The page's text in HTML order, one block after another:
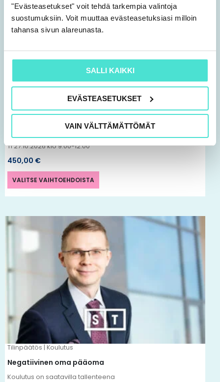
"Evästeasetukset" voit tehdä tarkempia valintoja
suostumuksiin. Voit muuttaa evästeasetuksiasi milloin
tahansa sivun alareunasta.
SALLI KAIKKI
EVÄSTEASETUKSET
VAIN VÄLTTÄMÄTTÖMÄT
Tekoäly | Koulutus
Tekoäly ja sisäinen valvonta taloushallinnossa
Ti 27.10.2026 klo 9.00-12.00
450,00 €
VALITSE VAIHTOEHDOISTA
tuotteella
on
useampi
muunnelma.
Voit
tehdä
valinnat
sivulla.
Tilinpäätös | Koulutus
Negatiivinen oma pääoma
Koulutus on saatavilla tallenteena
Tällä
tuotteella
on
useampi
muunnelma.
Voit
tehdä
valinnat
tuotteen